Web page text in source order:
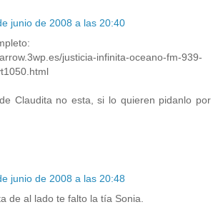
junio de 2008 a las 20:40
justicia-infinita-oceano-fm-939-
Claudita no esta, si lo quieren pidanlo por
junio de 2008 a las 20:48
de al lado te falto la tía Sonia.